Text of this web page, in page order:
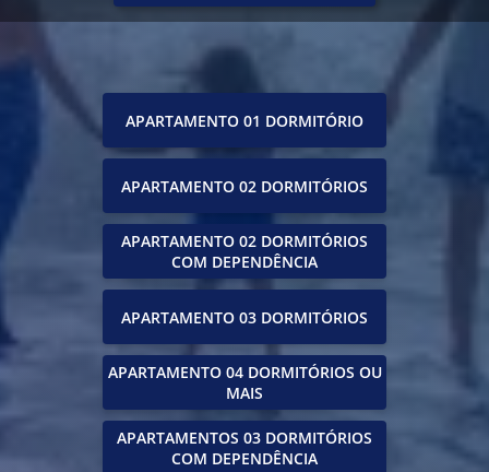
APARTAMENTO 01 DORMITÓRIO
APARTAMENTO 02 DORMITÓRIOS
APARTAMENTO 02 DORMITÓRIOS
COM DEPENDÊNCIA
APARTAMENTO 03 DORMITÓRIOS
APARTAMENTO 04 DORMITÓRIOS OU
MAIS
APARTAMENTOS 03 DORMITÓRIOS
COM DEPENDÊNCIA